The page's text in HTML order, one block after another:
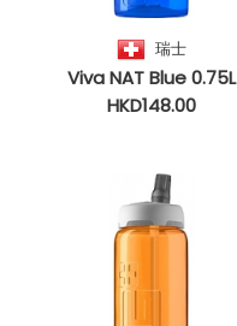
瑞士
Viva NAT Blue 0.75L
HKD148.00